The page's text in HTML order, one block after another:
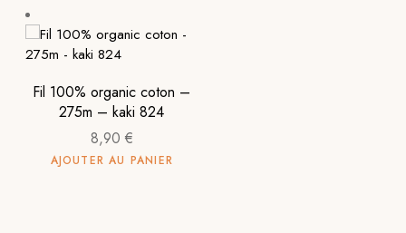
Fil 100% organic coton –
275m – kaki 824
8,90 €
AJOUTER AU PANIER